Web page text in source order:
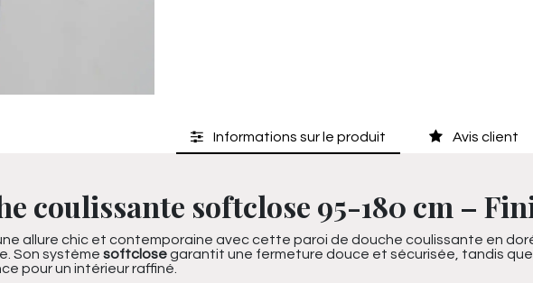
Informations sur le produit Avis client
coulissante softclose 95-180 cm –
allure chic et contemporaine avec cette paroi de douche coulissante en
Son système softclosegarantit une fermeture douce et sécurisée, tandis
pour un intérieur raffiné.